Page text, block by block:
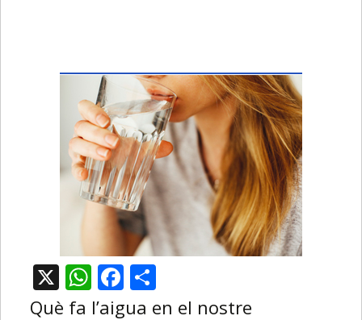
X WhatsApp
Facebook
Comparteix
Què fa l’aigua en el nostre